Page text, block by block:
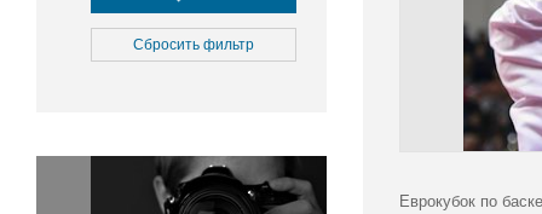
Культура
Медицина
Окружающая среда
Политика
Сбросить фильтр
Еврокубок по